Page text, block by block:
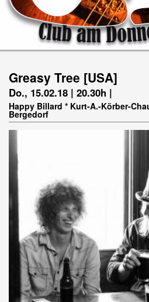
Greasy Tree [USA]
Do., 15.02.18 | 20.30h |
Happy Billard * Kurt-A.-Körber-
Bergedorf